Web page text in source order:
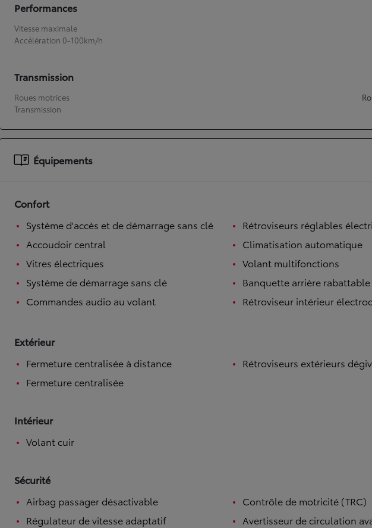
À partir de 19 700 €
Nouvelle Yaris Cross
HYBRIDE
Performances
Vitesse maximale
Accélération 0-100km/h
Transmission
Roues motrices
Transmission
Équipements
Confort
Système d'accès et de démarrage sans clé
Accoudoir central
Vitres électriques
Système de démarrage sans clé
Commandes audio au volant
Rétroviseurs réglables
Climatisation automatique
Volant multifonctions
Banquette arrière rabattable
Rétroviseur intérieur
Extérieur
Fermeture centralisée à distance
Fermeture centralisée
Rétroviseurs extérieurs
Intérieur
Volant cuir
Sécurité
Airbag passager désactivable
Régulateur de vitesse adaptatif
Contrôle de motricité (TRC)
Avertisseur de circulation